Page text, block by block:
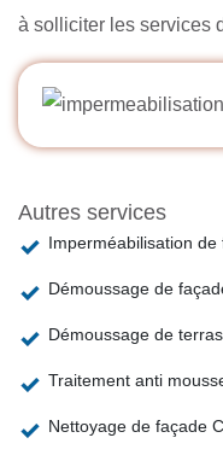
à solliciter les services
Autres services
Imperméabilisation
Démoussage de
Démoussage de
Traitement anti
Nettoyage de façade